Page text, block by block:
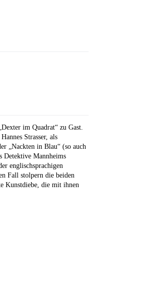
im Quadrat“ zu Gast.
Strasser, als
„Nackten in Blau“ (so auch
Detektive Mannheims
englischsprachigen
Fall stolpern die beiden
Kunstdiebe, die mit ihnen